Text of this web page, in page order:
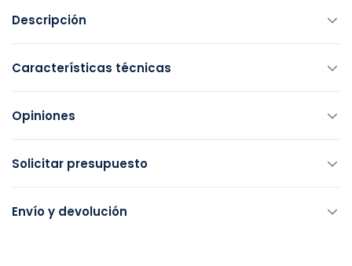
Descripción
Características técnicas
Opiniones
Solicitar presupuesto
Envío y devolución